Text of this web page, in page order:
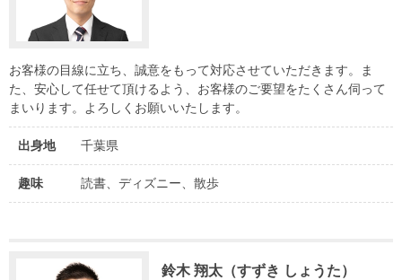
お客様の目線に立ち、誠意をもって対応させていただきます。ま
た、安心して任せて頂けるよう、お客様のご要望をたくさん伺って
まいります。よろしくお願いいたします。
出身地 千葉県
趣味 読書、ディズニー、散歩
鈴木 翔太（すずき しょうた）